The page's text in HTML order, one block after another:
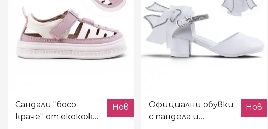
ВЪЗРАСТ
РАЗМЕР
МАТЕРИЯ
Сандали ''босо
краче'' от екокожа
Нов
Официални обувки
с пандела и
Нов